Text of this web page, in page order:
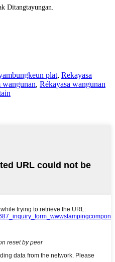
Ditangtayungan.
plat, Rekayasa
, Rékayasa wangunan